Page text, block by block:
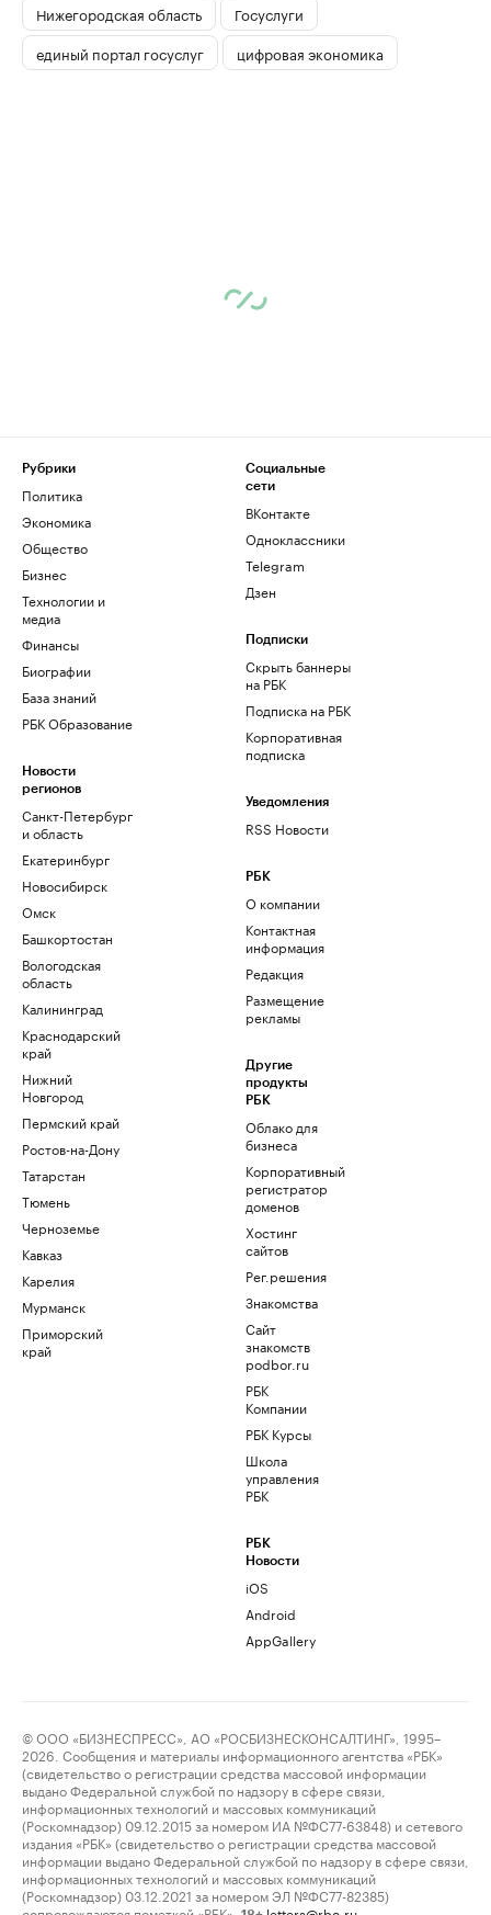
Нижегородская область
Госуслуги
единый портал госуслуг
цифровая экономика
Рубрики
Политика
Экономика
Общество
Бизнес
Технологии и
медиа
Финансы
Биографии
База знаний
РБК Образование
Новости
регионов
Санкт-Петербург
и область
Екатеринбург
Новосибирск
Омск
Башкортостан
Вологодская
область
Калининград
Краснодарский
край
Нижний
Новгород
Пермский край
Ростов-на-Дону
Татарстан
Тюмень
Черноземье
Кавказ
Карелия
Мурманск
Приморский
край
Социальные
сети
ВКонтакте
Одноклассники
Telegram
Дзен
Подписки
Скрыть баннеры
на РБК
Подписка на РБК
Корпоративная
подписка
Уведомления
RSS Новости
РБК
О компании
Контактная
информация
Редакция
Размещение
рекламы
Другие
продукты
РБК
Облако для
бизнеса
Корпоративный
регистратор
доменов
Хостинг
сайтов
Рег.решения
Знакомства
Сайт
знакомств
podbor.ru
РБК
Компании
РБК Курсы
Школа
управления
РБК
РБК
Новости
iOS
Android
AppGallery
© ООО «БИЗНЕСПРЕСС», АО «РОСБИЗНЕСКОНСАЛТИНГ», 1995–
2026. Сообщения и материалы информационного агентства «РБК»
(свидетельство о регистрации средства массовой информации
выдано Федеральной службой по надзору в сфере связи,
информационных технологий и массовых коммуникаций
(Роскомнадзор) 09.12.2015 за номером ИА №ФС77-63848) и сетевого
издания «РБК» (свидетельство о регистрации средства массовой
информации выдано Федеральной службой по надзору в сфере связи,
информационных технологий и массовых коммуникаций
(Роскомнадзор) 03.12.2021 за номером ЭЛ №ФС77-82385)